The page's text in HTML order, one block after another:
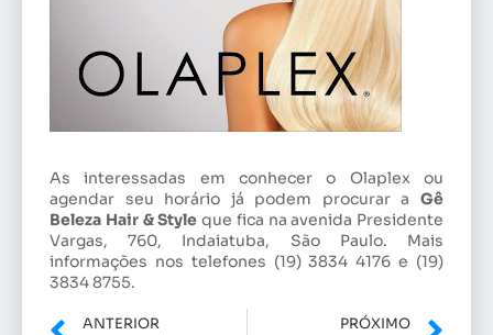
As interessadas em conhecer o Olaplex ou
agendar seu horário já podem procurar a Gê
Beleza Hair & Style que fica na avenida Presidente
Vargas, 760, Indaiatuba, São Paulo. Mais
informações nos telefones (19) 3834 4176 e (19)
3834 8755.
ANTERIOR PRÓXIMO